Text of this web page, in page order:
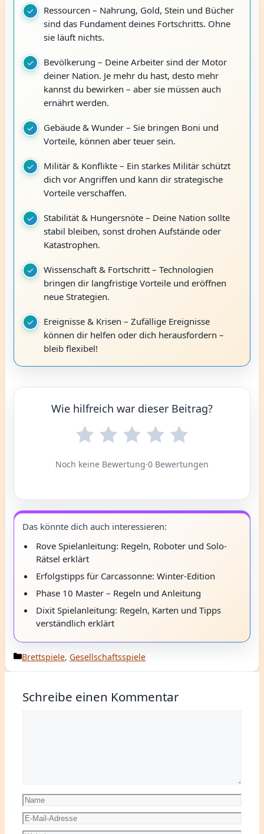
Ressourcen – Nahrung, Gold, Stein und Bücher
sind das Fundament deines Fortschritts. Ohne
sie läuft nichts.
Bevölkerung – Deine Arbeiter sind der Motor
deiner Nation. Je mehr du hast, desto mehr
kannst du bewirken – aber sie müssen auch
ernährt werden.
Gebäude & Wunder – Sie bringen Boni und
Vorteile, können aber teuer sein.
Militär & Konflikte – Ein starkes Militär schützt
dich vor Angriffen und kann dir strategische
Vorteile verschaffen.
Stabilität & Hungersnöte – Deine Nation sollte
stabil bleiben, sonst drohen Aufstände oder
Katastrophen.
Wissenschaft & Fortschritt – Technologien
bringen dir langfristige Vorteile und eröffnen
neue Strategien.
Ereignisse & Krisen – Zufällige Ereignisse
können dir helfen oder dich herausfordern –
bleib flexibel!
Wie hilfreich war dieser Beitrag?
Noch keine Bewertung·0 Bewertungen
Das könnte dich auch interessieren:
Rove Spielanleitung: Regeln, Roboter und Solo-
Rätsel erklärt
Erfolgstipps für Carcassonne: Winter-Edition
Phase 10 Master – Regeln und Anleitung
Dixit Spielanleitung: Regeln, Karten und Tipps
verständlich erklärt
Kategorien
Brettspiele, Gesellschaftsspiele
Schreibe einen Kommentar
Name
E-